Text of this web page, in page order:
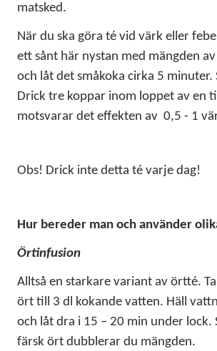
matsked.
När du ska göra té vid värk eller
ett sånt här nystan med mängden
och låt det småkoka cirka 5 minuter.
Drick tre koppar inom loppet av en
motsvarar det effekten av 0,5 - 1
Obs! Drick inte detta té varje dag!
Hur bereder man och använder
Örtinfusion
Alltså en starkare variant av örtté.
ört till 3 dl kokande vatten. Häll
och låt dra i 15 – 20 min under lock.
färsk ört dubblerar du mängden.